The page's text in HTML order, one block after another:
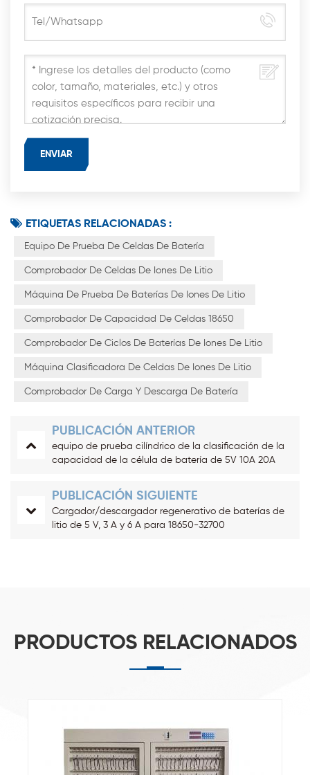
ETIQUETAS RELACIONADAS :
Equipo De Prueba De Celdas De Batería
Comprobador De Celdas De Iones De Litio
Máquina De Prueba De Baterías De Iones De Litio
Comprobador De Capacidad De Celdas 18650
Comprobador De Ciclos De Baterías De Iones De Litio
Máquina Clasificadora De Celdas De Iones De Litio
Comprobador De Carga Y Descarga De Batería
PUBLICACIÓN ANTERIOR
equipo de prueba cilíndrico de la clasificación de la
capacidad de la célula de batería de 5V 10A 20A
PUBLICACIÓN SIGUIENTE
Cargador/descargador regenerativo de baterías de
litio de 5 V, 3 A y 6 A para 18650-32700
PRODUCTOS RELACIONADOS